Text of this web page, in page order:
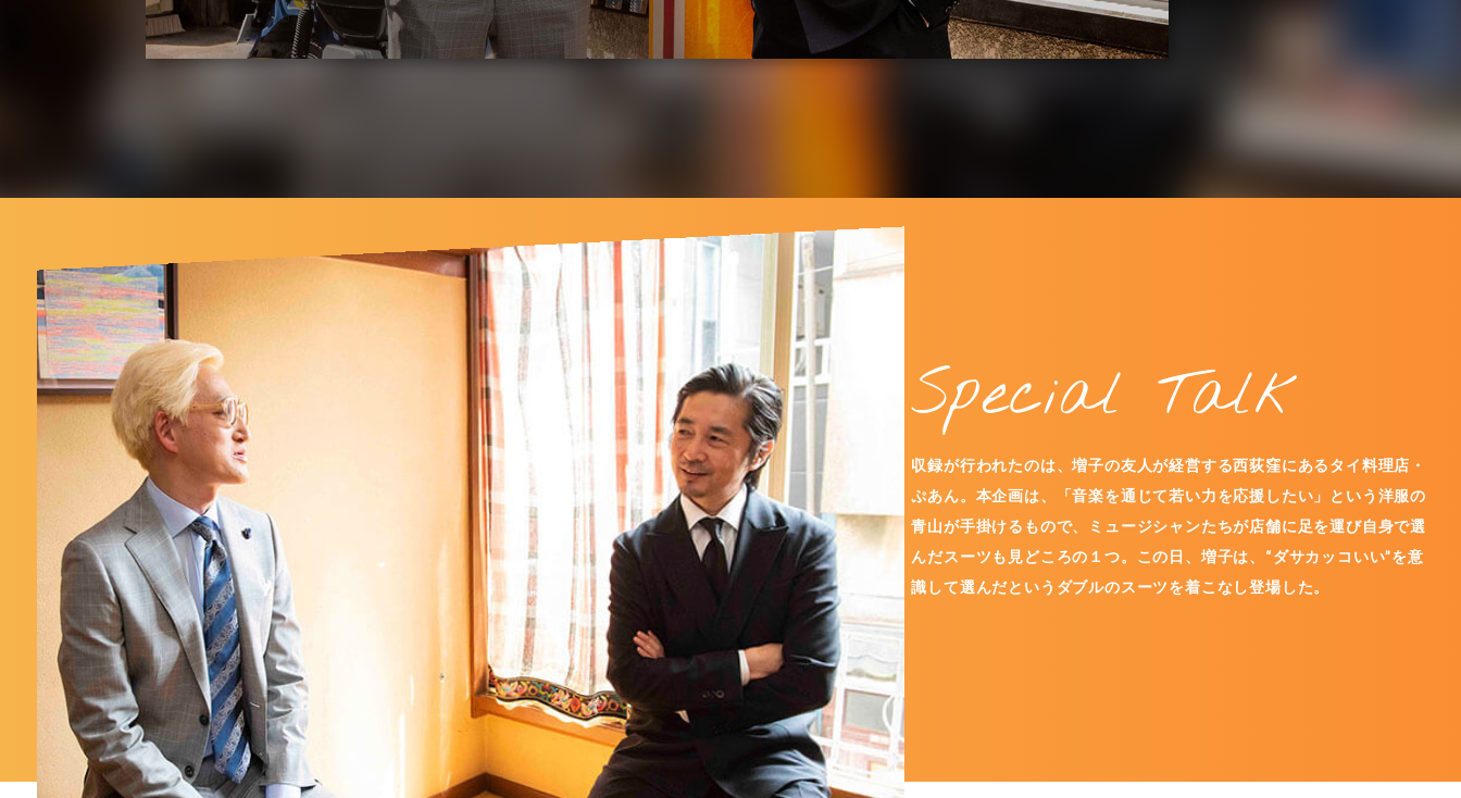
Special Talk
収録が行われたのは、増子の友人が経営する西荻窪にあるタイ料理店・
ぷあん。本企画は、「音楽を通じて若い力を応援したい」という洋服の
青山が手掛けるもので、ミュージシャンたちが店舗に足を運び自身で選
んだスーツも見どころの１つ。この日、増子は、“ダサカッコいい”を意
識して選んだというダブルのスーツを着こなし登場した。